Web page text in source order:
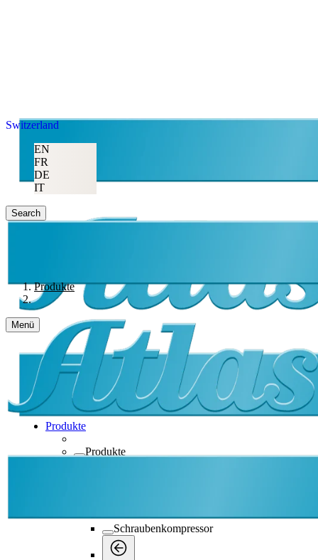
Switzerland
EN
FR
DE
IT
Search
Produkte
Menü
Produkte
Produkte
Schraubenkompressor